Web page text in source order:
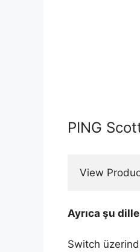
PING
View
Ayrıca şu
Switch